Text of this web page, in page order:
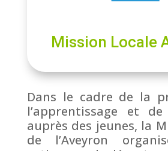
Mission Locale
Dans le cadre de la
l’apprentissage et de
auprès des jeunes, la
de l’Aveyron